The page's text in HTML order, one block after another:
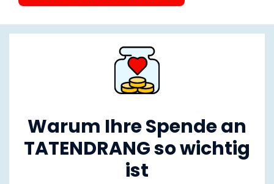
Warum Ihre Spende an
TATENDRANG so wichtig
ist